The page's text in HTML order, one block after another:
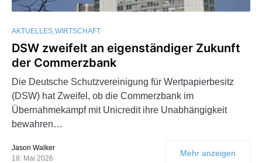
AKTUELLES WIRTSCHAFT
DSW zweifelt an eigenständiger Zukunft
der Commerzbank
Die Deutsche Schutzvereinigung für Wertpapierbesitz
(DSW) hat Zweifel, ob die Commerzbank im
Übernahmekampf mit Unicredit ihre Unabhängigkeit
bewahren…
Jason Walker
18. Mai 2026
Mehr anzeigen